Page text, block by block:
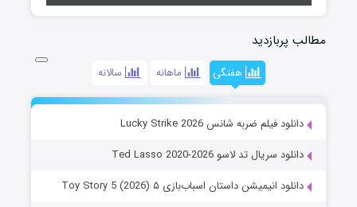
مطالب پربازدید
هفتگی ماهانه سالانه
دانلود فیلم ضربه شانس Lucky Strike 2026
دانلود سریال تد لاسو Ted Lasso 2020-2026
دانلود انیمیشن داستان اسباب‌بازی ۵ Toy Story 5 (2026)